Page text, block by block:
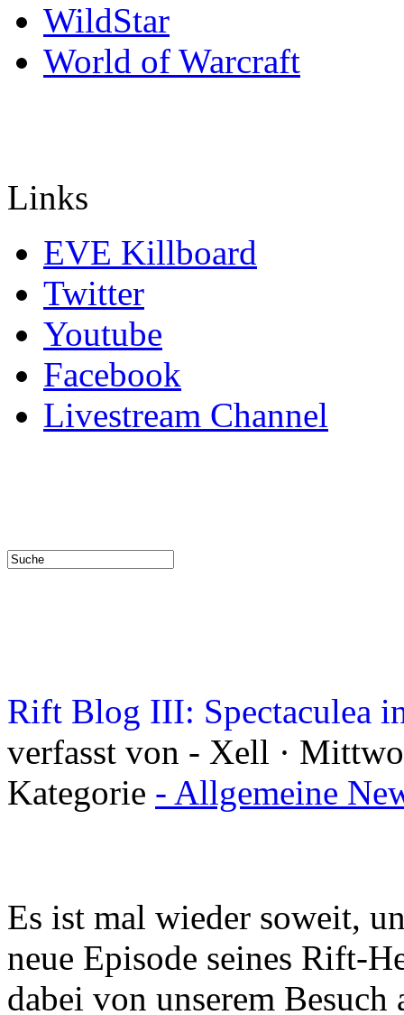
WildStar
World of Warcraft
Links
EVE Killboard
Twitter
Youtube
Facebook
Livestream Channel
Rift Blog III: Spectaculea
verfasst von - Xell ·
Kategorie - Allgemeine
Es ist mal wieder soweit,
neue Episode seines Rift-
dabei von unserem